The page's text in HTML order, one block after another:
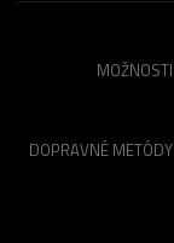
DOPRAVNÉ METÓDY